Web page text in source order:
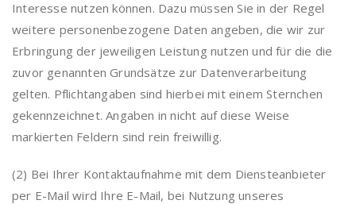
Interesse nutzen können. Dazu müssen Sie in der Regel
weitere personenbezogene Daten angeben, die wir zur
Erbringung der jeweiligen Leistung nutzen und für die die
zuvor genannten Grundsätze zur Datenverarbeitung
gelten. Pflichtangaben sind hierbei mit einem Sternchen
gekennzeichnet. Angaben in nicht auf diese Weise
markierten Feldern sind rein freiwillig.
(2) Bei Ihrer Kontaktaufnahme mit dem Diensteanbieter
per E-Mail wird Ihre E-Mail, bei Nutzung unseres